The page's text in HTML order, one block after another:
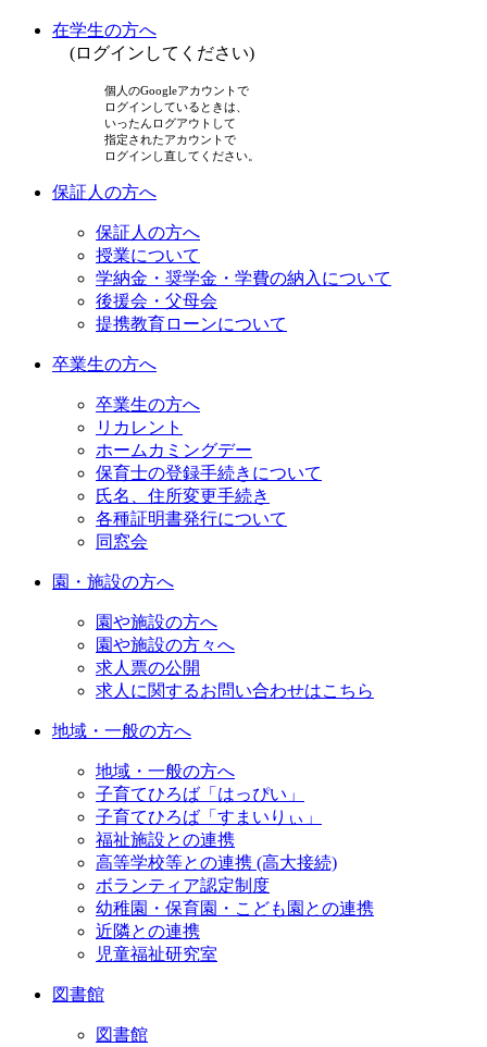
在学生の方へ
(ログインしてください)
個人のGoogleアカウントで
ログインしているときは、
いったんログアウトして
指定されたアカウントで
ログインし直してください。
保証人の方へ
保証人の方へ
授業について
学納金・奨学金・学費の納入について
後援会・父母会
提携教育ローンについて
卒業生の方へ
卒業生の方へ
リカレント
ホームカミングデー
保育士の登録手続きについて
氏名、住所変更手続き
各種証明書発行について
同窓会
園・施設の方へ
園や施設の方へ
園や施設の方々へ
求人票の公開
求人に関するお問い合わせはこちら
地域・一般の方へ
地域・一般の方へ
子育てひろば「はっぴい」
子育てひろば「すまいりぃ」
福祉施設との連携
高等学校等との連携 (高大接続)
ボランティア認定制度
幼稚園・保育園・こども園との連携
近隣との連携
児童福祉研究室
図書館
図書館